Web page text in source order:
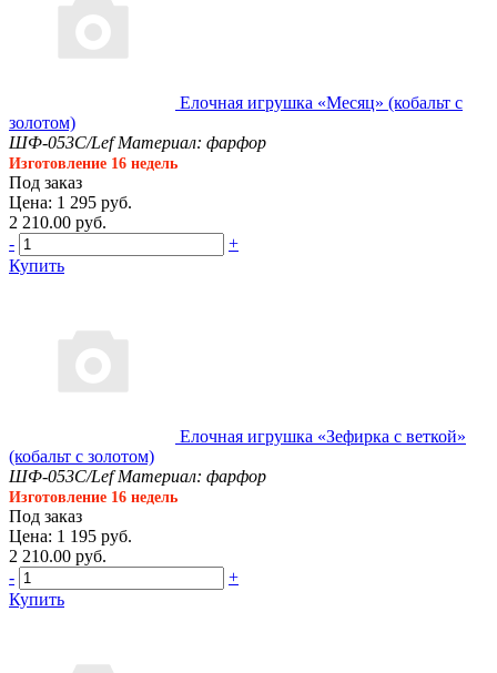
Елочная игрушка «Месяц» (кобальт с
золотом)
ШФ-053С/Lef Материал: фарфор
Изготовление 16 недель
Под заказ
Цена: 1 295 руб.
2 210.00 руб.
-
+
Купить
Елочная игрушка «Зефирка с веткой»
(кобальт с золотом)
ШФ-053С/Lef Материал: фарфор
Изготовление 16 недель
Под заказ
Цена: 1 195 руб.
2 210.00 руб.
-
+
Купить